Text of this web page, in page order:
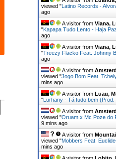
viewed "Latino Records -
ago
A visitor from Viana,
"Kapapa Tudo Lento - Haja
ago
A visitor from Viana,
"Treezy Flacko Feat. Johnny
ago
A visitor from
viewed "Jogo Bom Feat.
mins ago
A visitor from Luau,
"Lurhany - Tá tudo bem (Prod.
A visitor from
viewed "Oruam x Mc Poze do
9 mins ago
A visitor from
viewed "Mobbers Feat.
mins ago